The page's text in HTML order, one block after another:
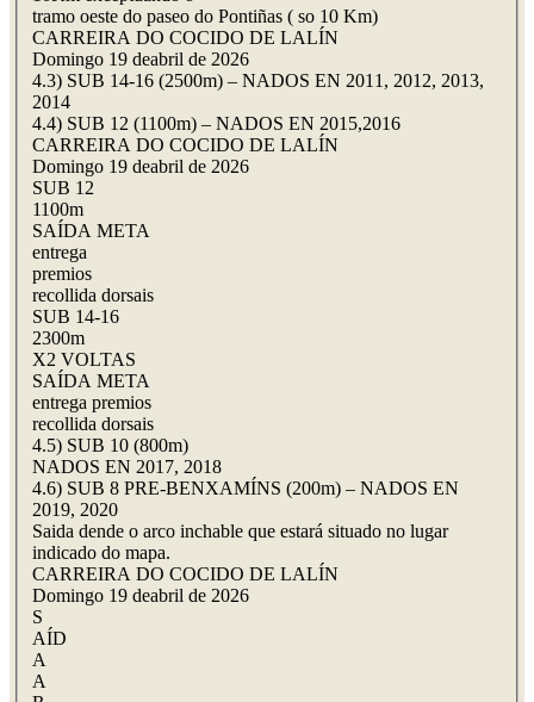
tramo oeste do paseo do Pontiñas ( so 10 Km)
CARREIRA DO COCIDO DE LALÍN
Domingo 19 deabril de 2026
4.3) SUB 14-16 (2500m) – NADOS EN 2011, 2012, 2013,
2014
4.4) SUB 12 (1100m) – NADOS EN 2015,2016
CARREIRA DO COCIDO DE LALÍN
Domingo 19 deabril de 2026
SUB 12
1100m
SAÍDA META
entrega
premios
recollida dorsais
SUB 14-16
2300m
X2 VOLTAS
SAÍDA META
entrega premios
recollida dorsais
4.5) SUB 10 (800m)
NADOS EN 2017, 2018
4.6) SUB 8 PRE-BENXAMÍNS (200m) – NADOS EN
2019, 2020
Saida dende o arco inchable que estará situado no lugar
indicado do mapa.
CARREIRA DO COCIDO DE LALÍN
Domingo 19 deabril de 2026
S
AÍD
A
A